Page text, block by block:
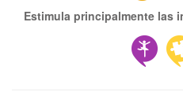
Estimula principalmente las